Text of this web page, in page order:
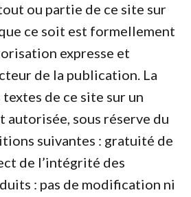
ou partie de ce site sur
ce soit est formellement
expresse et
de la publication. La
de ce site sur un
autorisée, sous réserve du
suivantes : gratuité de
de l’intégrité des
: pas de modification ni